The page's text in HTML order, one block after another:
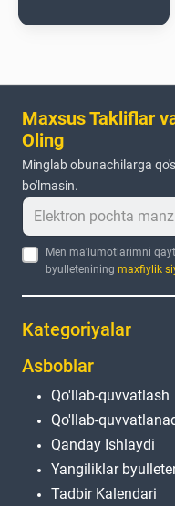
Maxsus Takliflar
Oling
Minglab obunachilarga
bo'lmasin.
Men ma'lumotlarimni
byulleteniningmaxfiylik
Kategoriyalar
Asboblar
Qo'llab-quvvatlash
Qo'llab-
Qanday Ishlaydi
Yangiliklar
Tadbir Kalendari